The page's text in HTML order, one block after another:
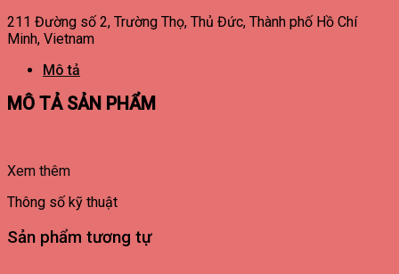
211 Đường số 2, Trường Thọ, Thủ Đức, Thành phố Hồ Chí
Minh, Vietnam
Mô tả
MÔ TẢ SẢN PHẨM
Xem thêm
Thông số kỹ thuật
Sản phẩm tương tự